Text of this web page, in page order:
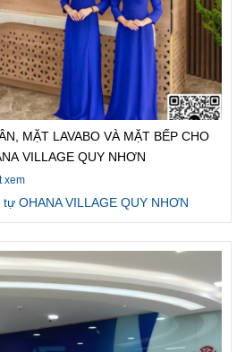
MẶT LAVABO VÀ MẶT BẾP CHO
VILLAGE QUY NHƠN
xem
OHANA VILLAGE QUY NHƠN